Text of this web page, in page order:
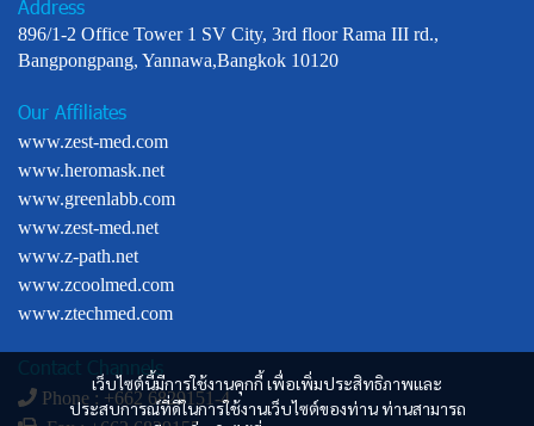
เว็บไซต์นี้มีการใช้งานคุกกี้ เพื่อเพิ่มประสิทธิภาพและ
ประสบการณ์ที่ดีในการใช้งานเว็บไซต์ของท่าน ท่านสามารถ
Address
896/1-2 Office Tower 1 SV City, 3rd floor Rama III rd.,
Bangpongpang, Yannawa,Bangkok 10120
Our Affiliates
www.zest-med.com
www.heromask.net
www.greenlabb.com
www.zest-med.net
www.z-path.net
www.zcoolmed.com
www.ztechmed.com
Contact Channels
Phone : +662 6829151-4